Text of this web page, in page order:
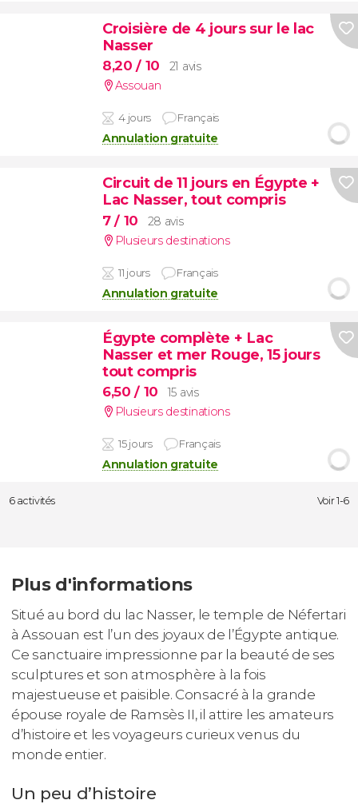
Croisière de 4 jours sur le lac
Nasser
8,20/ 10
21 avis
Assouan
4 jours Français
Annulation gratuite
Circuit de 11 jours en Égypte +
Lac Nasser, tout compris
7/ 10
28 avis
Plusieurs destinations
11 jours Français
Annulation gratuite
Égypte complète + Lac
Nasser et mer Rouge, 15 jours
tout compris
6,50/ 10
15 avis
Plusieurs destinations
15 jours Français
Annulation gratuite
6 activités Voir 1-6
Plus d'informations
Situé au bord du lac Nasser, le temple de Néfertari
à Assouan est l’un des joyaux de l’Égypte antique.
Ce sanctuaire impressionne par la beauté de ses
sculptures et son atmosphère à la fois
majestueuse et paisible. Consacré à la grande
épouse royale de Ramsès II, il attire les amateurs
d’histoire et les voyageurs curieux venus du
monde entier.
Un peu d’histoire